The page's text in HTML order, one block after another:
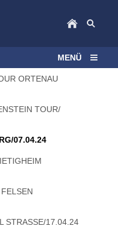
MENÜ
ORTENAU
TOUR/
07.04.24
STRASSE/17.04.24